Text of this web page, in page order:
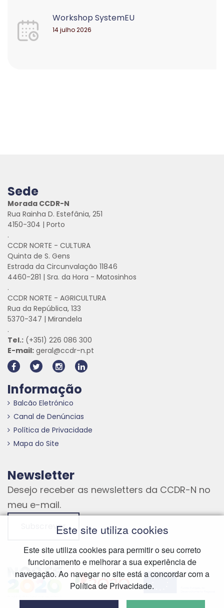
Workshop SystemEU
14 julho 2026
Sede
Morada CCDR-N
Rua Rainha D. Estefânia, 251
4150-304 | Porto
.
CCDR NORTE - CULTURA
Quinta de S. Gens
Estrada da Circunvalação 11846
4460-281 | Sra. da Hora - Matosinhos
.
CCDR NORTE - AGRICULTURA
Rua da República, 133
5370-347 | Mirandela
.
Tel.: (+351) 226 086 300
E-mail: geral@ccdr-n.pt
Informação
Balcão Eletrónico
Canal de Denúncias
Política de Privacidade
Mapa do Site
Newsletter
Desejo receber as newsletters da CCDR-N no
meu e-mail.
Subscrever
Hiperligação externaHiperligação externaHiperligação externa
Este site utiliza cookies
Este site utiliza cookies para permitir o seu correto
funcionamento e melhorar a sua experiência de
navegação. Ao navegar no site está a concordar com a
Política de Privacidade.